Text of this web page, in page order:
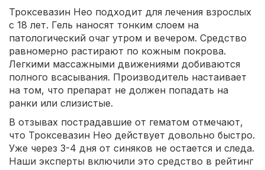
Троксевазин Нео подходит для лечения взрослых
с 18 лет. Гель наносят тонким слоем на
патологический очаг утром и вечером. Средство
равномерно растирают по кожным покрова.
Легкими массажными движениями добиваются
полного всасывания. Производитель настаивает
на том, что препарат не должен попадать на
ранки или слизистые.
В отзывах пострадавшие от гематом отмечают,
что Троксевазин Нео действует довольно быстро.
Уже через 3-4 дня от синяков не остается и следа.
Наши эксперты включили это средство в рейтинг